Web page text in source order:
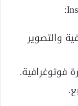
والتصوير